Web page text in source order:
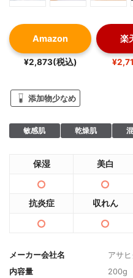
Amazon
¥2,873(税込)
楽
添加物少なめ
敏感肌 乾燥肌
保湿 美白
抗炎症 収れん
メーカー会社名
アサ
内容量
200g